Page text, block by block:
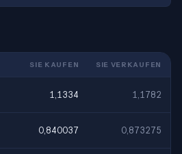
SIE KAUFEN SIE VERKAUFEN
1,1334 1,1782
0,840037 0,873275